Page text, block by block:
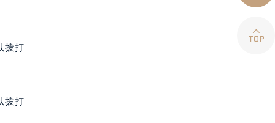
拨打
拨打
